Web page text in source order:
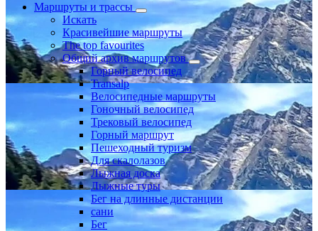
Маршруты и трассы
Искать
Красивейшие маршруты
The top favourites
Общий архив маршрутов
Горный велосипед
Transalp
Велосипедные маршруты
Гоночный велосипед
Трековый велосипед
Горный маршрут
Пешеходный туризм
Для скалолазов
Лыжная доска
Лыжные туры
Бег на длинные дистанции
сани
Бег